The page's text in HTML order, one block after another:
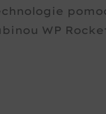
WP